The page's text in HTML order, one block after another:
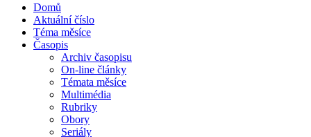
Domů
Aktuální číslo
Téma měsíce
Časopis
Archiv časopisu
On-line články
Témata měsíce
Multimédia
Rubriky
Obory
Seriály